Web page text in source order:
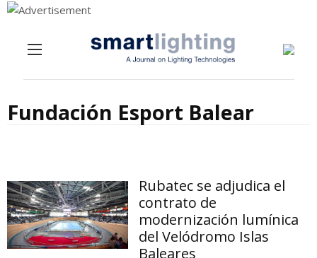
Fundación Esport Balear
Rubatec se adjudica el
contrato de
modernización lumínica
del Velódromo Islas
Baleares